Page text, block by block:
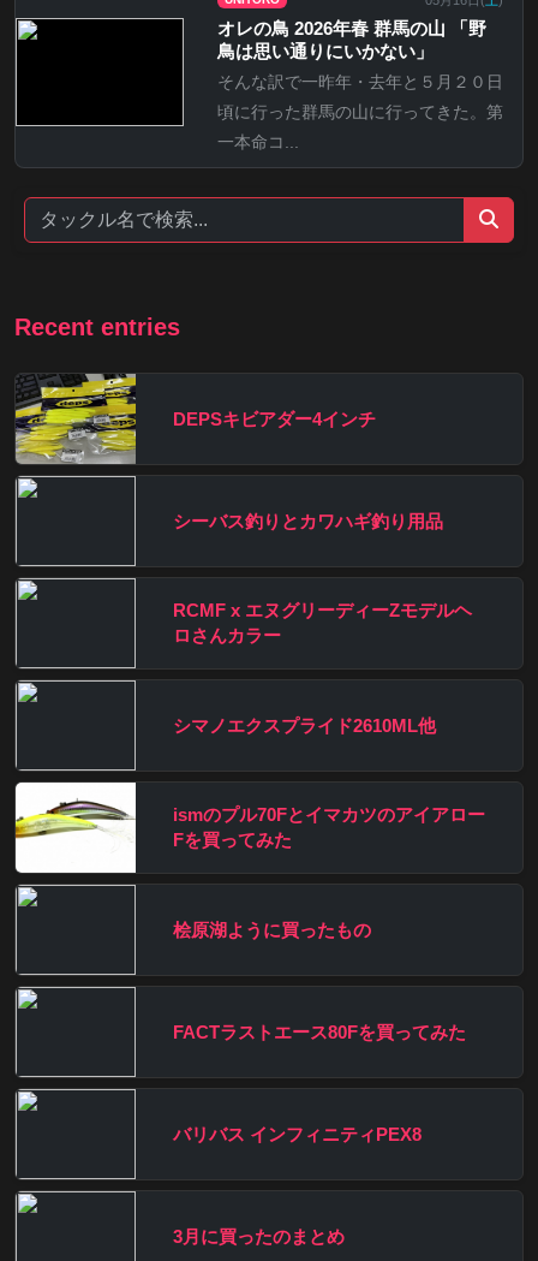
オレの鳥 2026年春 群馬の山 「野
鳥は思い通りにいかない」
そんな訳で一昨年・去年と５月２０日
頃に行った群馬の山に行ってきた。第
一本命コ...
Recent entries
DEPSキビアダー4インチ
シーバス釣りとカワハギ釣り用品
RCMF x エヌグリーディーZモデルヘ
ロさんカラー
シマノエクスプライド2610ML他
ismのプル70Fとイマカツのアイアロー
Fを買ってみた
桧原湖ように買ったもの
FACTラストエース80Fを買ってみた
バリバス インフィニティPEX8
3月に買ったのまとめ